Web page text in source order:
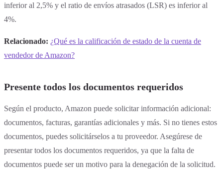
inferior al 2,5% y el ratio de envíos atrasados (LSR) es inferior al
4%.
Relacionado: ¿Qué es la calificación de estado de la cuenta de
vendedor de Amazon?
Presente todos los documentos requeridos
Según el producto, Amazon puede solicitar información adicional:
documentos, facturas, garantías adicionales y más. Si no tienes estos
documentos, puedes solicitárselos a tu proveedor. Asegúrese de
presentar todos los documentos requeridos, ya que la falta de
documentos puede ser un motivo para la denegación de la solicitud.